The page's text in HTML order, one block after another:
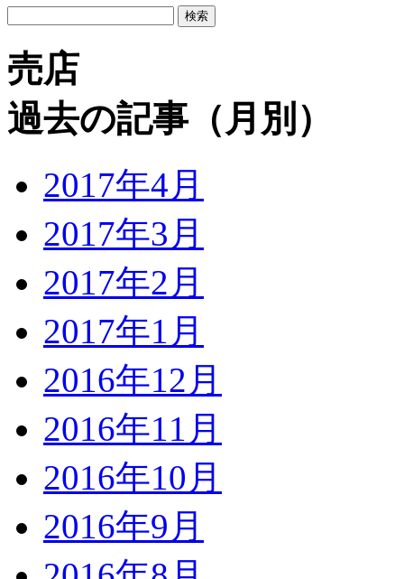
売店
過去の記事（月別）
2017年4月
2017年3月
2017年2月
2017年1月
2016年12月
2016年11月
2016年10月
2016年9月